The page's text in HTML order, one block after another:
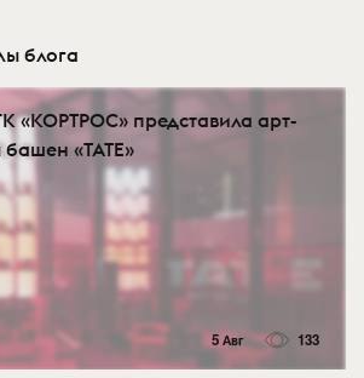
блога
«КОРТРОС» представила арт-
«TATE»
5 Авг 133